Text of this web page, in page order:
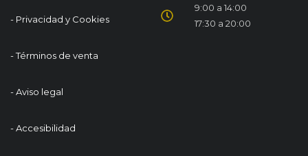
- Privacidad y Cookies
- Términos de venta
- Aviso legal
- Accesibilidad
9:00 a 14:00
17:30 a 20:00